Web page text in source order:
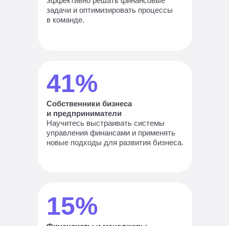
15%
41%
Собственники бизнеса
и предприниматели
Научитесь выстраивать системы
управления финансами и применять
новые подходы для развития бизнеса.
задачи и оптимизировать процессы
в команде.